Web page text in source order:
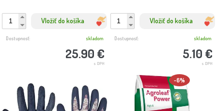
Vložiť do košíka
25.90 €
s DPH
Dostupnosť: skladom
Vložiť do košíka
5.10 €
s DPH
Dostupnosť: skladom
-6%